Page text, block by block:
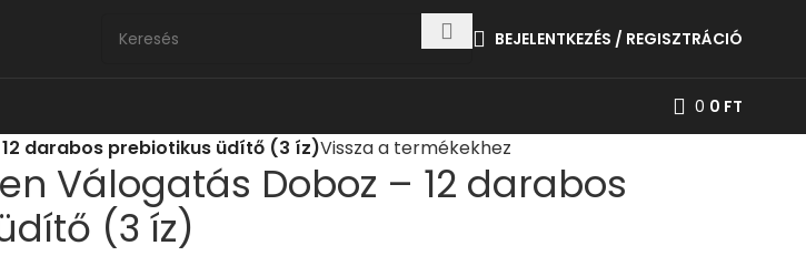
BEJELENTKEZÉS / REGISZTRÁCIÓ
0 0 FT
darabos prebiotikus üdítő (3 íz)Vissza a termékekhez
Válogatás Doboz – 12 darabos
(3 íz)